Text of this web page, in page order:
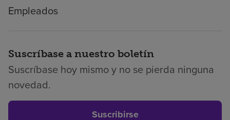
Empleados
Suscríbase a nuestro boletín
Suscríbase hoy mismo y no se pierda ninguna
novedad.
Suscribirse